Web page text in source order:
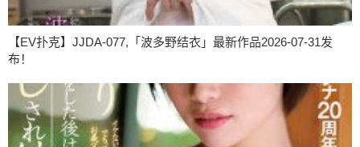
【EV扑克】JJDA-077,「波多野结衣」最新作品2026-07-31发
布！